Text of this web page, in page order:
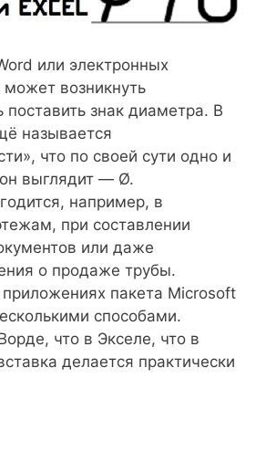
или электронных
может возникнуть
поставить знак диаметра. В
называется
что по своей сути одно и
выглядит — Ø.
например, в
при составлении
или даже
о продаже трубы.
приложениях пакета Microsoft
способами.
что в Экселе, что в
делается практически